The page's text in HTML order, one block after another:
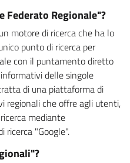
Federato Regionale"?
motore di ricerca che ha lo
punto di ricerca per
con il puntamento diretto
delle singole
di una piattaforma di
regionali che offre agli utenti,
mediante
ricerca "Google".